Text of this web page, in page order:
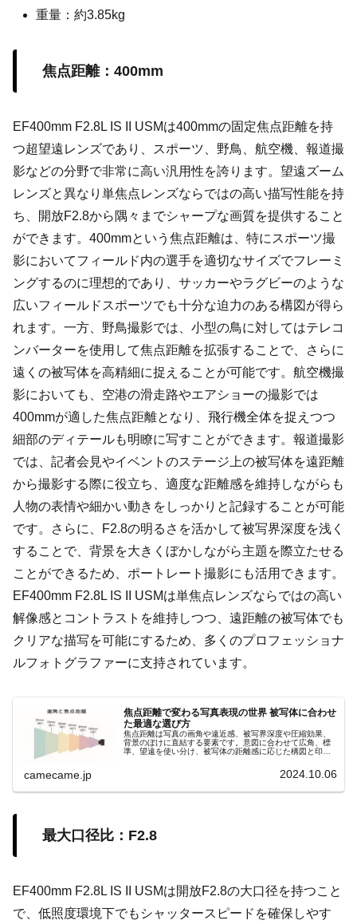
重量：約3.85kg
焦点距離：400mm
EF400mm F2.8L IS II USMは400mmの固定焦点距離を持
つ超望遠レンズであり、スポーツ、野鳥、航空機、報道撮
影などの分野で非常に高い汎用性を誇ります。望遠ズーム
レンズと異なり単焦点レンズならではの高い描写性能を持
ち、開放F2.8から隅々までシャープな画質を提供すること
ができます。400mmという焦点距離は、特にスポーツ撮
影においてフィールド内の選手を適切なサイズでフレーミ
ングするのに理想的であり、サッカーやラグビーのような
広いフィールドスポーツでも十分な迫力のある構図が得ら
れます。一方、野鳥撮影では、小型の鳥に対してはテレコ
ンバーターを使用して焦点距離を拡張することで、さらに
遠くの被写体を高精細に捉えることが可能です。航空機撮
影においても、空港の滑走路やエアショーの撮影では
400mmが適した焦点距離となり、飛行機全体を捉えつつ
細部のディテールも明瞭に写すことができます。報道撮影
では、記者会見やイベントのステージ上の被写体を遠距離
から撮影する際に役立ち、適度な距離感を維持しながらも
人物の表情や細かい動きをしっかりと記録することが可能
です。さらに、F2.8の明るさを活かして被写界深度を浅く
することで、背景を大きくぼかしながら主題を際立たせる
ことができるため、ポートレート撮影にも活用できます。
EF400mm F2.8L IS II USMは単焦点レンズならではの高い
解像感とコントラストを維持しつつ、遠距離の被写体でも
クリアな描写を可能にするため、多くのプロフェッショナ
ルフォトグラファーに支持されています。
焦点距離で変わる写真表現の世界 被写体に合わせ
た最適な選び方
焦点距離は写真の画角や遠近感、被写界深度や圧縮効果、
背景のぼけに直結する要素です。意図に合わせて広角、標
準、望遠を使い分け、被写体の距離感に応じた構図と印象
camecame.jp 2024.10.06
最大口径比：F2.8
EF400mm F2.8L IS II USMは開放F2.8の大口径を持つこと
で、低照度環境下でもシャッタースピードを確保しやす